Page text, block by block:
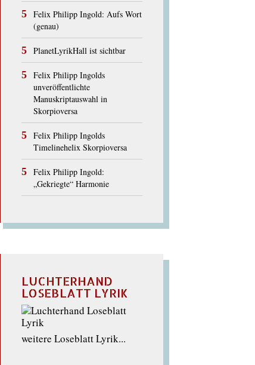
Felix Philipp Ingold: Aufs Wort
(genau)
PlanetLyrikHall ist sichtbar
Felix Philipp Ingolds
unveröffentlichte
Manuskriptauswahl in
Skorpioversa
Felix Philipp Ingolds
Timelinehelix Skorpioversa
Felix Philipp Ingold:
„Gekriegte“ Harmonie
LUCHTERHAND
LOSEBLATT LYRIK
weitere Loseblatt Lyrik...